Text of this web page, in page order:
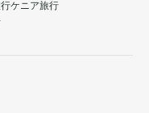
ケニア旅行